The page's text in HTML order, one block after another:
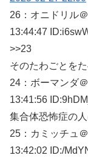
26： オニドリル
13:44:47
>>23
そのたわごとをた
24： ボーマンダ
13:41:56
集合体恐怖症の
25： カミッチュ
13:42:02 ID:/